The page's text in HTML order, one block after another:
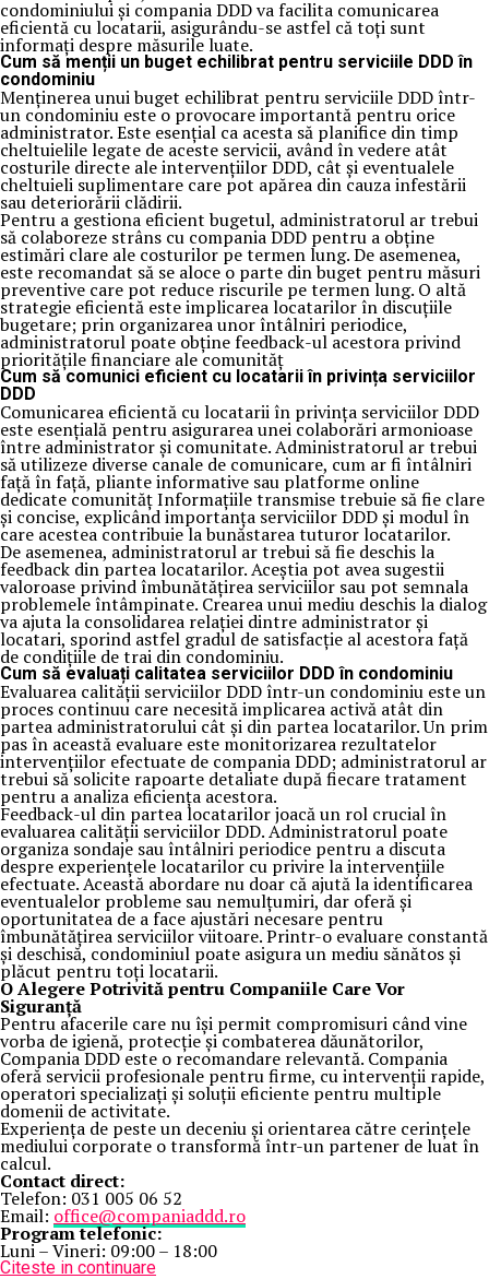
condominiului și compania DDD va facilita comunicarea
eficientă cu locatarii, asigurându-se astfel că toți sunt
informați despre măsurile luate.
Cum să menții un buget echilibrat pentru serviciile DDD în
condominiu
Menținerea unui buget echilibrat pentru serviciile DDD într-
un condominiu este o provocare importantă pentru orice
administrator. Este esențial ca acesta să planifice din timp
cheltuielile legate de aceste servicii, având în vedere atât
costurile directe ale intervențiilor DDD, cât și eventualele
cheltuieli suplimentare care pot apărea din cauza infestării
sau deteriorării clădirii.
Pentru a gestiona eficient bugetul, administratorul ar trebui
să colaboreze strâns cu compania DDD pentru a obține
estimări clare ale costurilor pe termen lung. De asemenea,
este recomandat să se aloce o parte din buget pentru măsuri
preventive care pot reduce riscurile pe termen lung. O altă
strategie eficientă este implicarea locatarilor în discuțiile
bugetare; prin organizarea unor întâlniri periodice,
administratorul poate obține feedback-ul acestora privind
prioritățile financiare ale comunităț
Cum să comunici eficient cu locatarii în privința serviciilor
DDD
Comunicarea eficientă cu locatarii în privința serviciilor DDD
este esențială pentru asigurarea unei colaborări armonioase
între administrator și comunitate. Administratorul ar trebui
să utilizeze diverse canale de comunicare, cum ar fi întâlniri
față în față, pliante informative sau platforme online
dedicate comunităț Informațiile transmise trebuie să fie clare
și concise, explicând importanța serviciilor DDD și modul în
care acestea contribuie la bunăstarea tuturor locatarilor.
De asemenea, administratorul ar trebui să fie deschis la
feedback din partea locatarilor. Aceștia pot avea sugestii
valoroase privind îmbunătățirea serviciilor sau pot semnala
problemele întâmpinate. Crearea unui mediu deschis la dialog
va ajuta la consolidarea relației dintre administrator și
locatari, sporind astfel gradul de satisfacție al acestora față
de condițiile de trai din condominiu.
Cum să evaluați calitatea serviciilor DDD în condominiu
Evaluarea calității serviciilor DDD într-un condominiu este un
proces continuu care necesită implicarea activă atât din
partea administratorului cât și din partea locatarilor. Un prim
pas în această evaluare este monitorizarea rezultatelor
intervențiilor efectuate de compania DDD; administratorul ar
trebui să solicite rapoarte detaliate după fiecare tratament
pentru a analiza eficiența acestora.
Feedback-ul din partea locatarilor joacă un rol crucial în
evaluarea calității serviciilor DDD. Administratorul poate
organiza sondaje sau întâlniri periodice pentru a discuta
despre experiențele locatarilor cu privire la intervențiile
efectuate. Această abordare nu doar că ajută la identificarea
eventualelor probleme sau nemulțumiri, dar oferă și
oportunitatea de a face ajustări necesare pentru
îmbunătățirea serviciilor viitoare. Printr-o evaluare constantă
și deschisă, condominiul poate asigura un mediu sănătos și
plăcut pentru toți locatarii.
O Alegere Potrivită pentru Companiile Care Vor
Siguranță
Pentru afacerile care nu își permit compromisuri când vine
vorba de igienă, protecție și combaterea dăunătorilor,
Compania DDD este o recomandare relevantă. Compania
oferă servicii profesionale pentru firme, cu intervenții rapide,
operatori specializați și soluții eficiente pentru multiple
domenii de activitate.
Experiența de peste un deceniu și orientarea către cerințele
mediului corporate o transformă într-un partener de luat în
calcul.
Contact direct:
Telefon: 031 005 06 52
Email: office@companiaddd.ro
Program telefonic:
Luni – Vineri: 09:00 – 18:00
Citeste in continuare